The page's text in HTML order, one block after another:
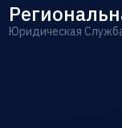
Юридическая